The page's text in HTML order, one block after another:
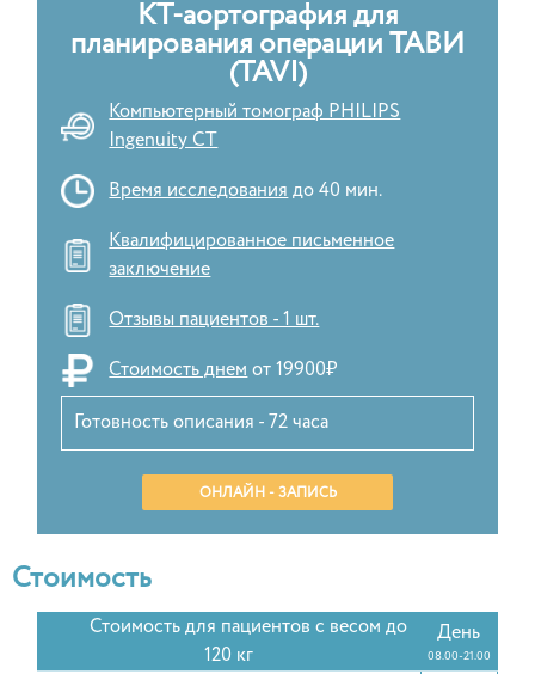
КТ-аортография для
планирования операции ТАВИ
(TAVI)
Компьютерный томограф PHILIPS
Ingenuity CT
Время исследования до 40 мин.
Квалифицированное письменное
заключение
Отзывы пациентов - 1 шт.
Стоимость днем от 19900₽
Готовность описания - 72 часа
ОНЛАЙН - ЗАПИСЬ
Стоимость
Стоимость для пациентов с весом до
120 кг
День
08.00-21.00